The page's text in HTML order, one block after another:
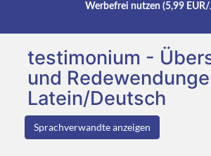
Werbefrei nutzen (5,99 EUR/
testimonium -
und
Latein/Deutsch
Sprachverwandte anzeigen